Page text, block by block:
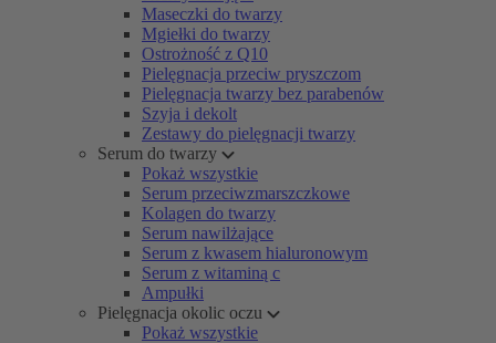
Maseczki do twarzy
Mgiełki do twarzy
Ostrożność z Q10
Pielęgnacja przeciw pryszczom
Pielęgnacja twarzy bez parabenów
Szyja i dekolt
Zestawy do pielęgnacji twarzy
Serum do twarzy
Pokaż wszystkie
Serum przeciwzmarszczkowe
Kolagen do twarzy
Serum nawilżające
Serum z kwasem hialuronowym
Serum z witaminą c
Ampułki
Pielęgnacja okolic oczu
Pokaż wszystkie